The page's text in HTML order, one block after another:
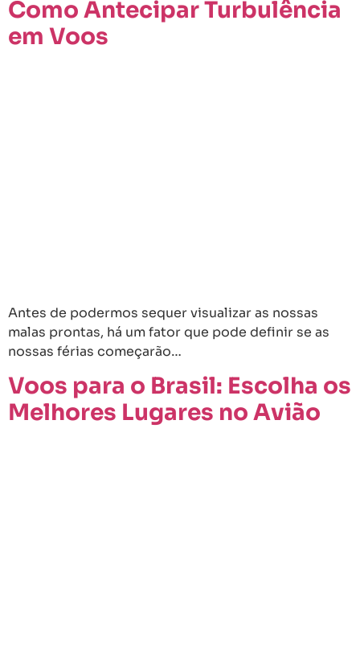
Como Antecipar Turbulência
em Voos
Antes de podermos sequer visualizar as nossas
malas prontas, há um fator que pode definir se as
nossas férias começarão…
Voos para o Brasil: Escolha os
Melhores Lugares no Avião